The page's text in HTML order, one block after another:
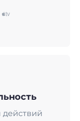
действий